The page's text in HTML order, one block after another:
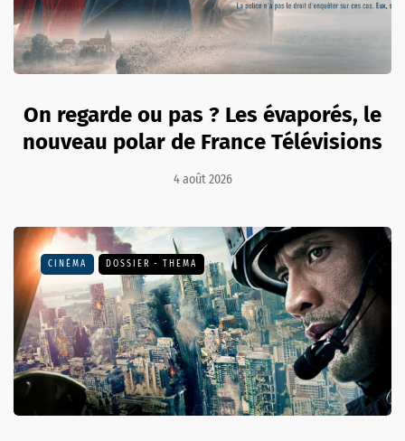
On regarde ou pas ? Les évaporés, le
nouveau polar de France Télévisions
4 août 2026
CINÉMA DOSSIER - THEMA